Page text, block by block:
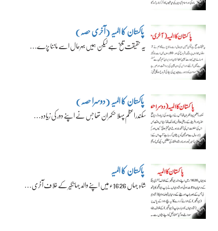
پاکستان کا المیہ (آخری حصہ)
یہ حقیقت تلخ ہے لیکن ہمیں بہرحال اسے ماننا پڑے…
پاکستان کا المیہ (دوسرا حصہ)
سکندراعظم پہلا حکمران تھا جس نے اپنے دور کی زیادہ…
پاکستان کا المیہ
شاہ جہاں 1626ء میں اپنے والد جہانگیر کے خلاف آخری…